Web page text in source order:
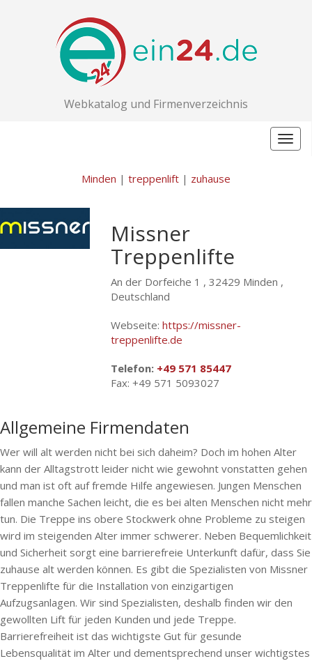
Webkatalog und Firmenverzeichnis
Minden | treppenlift | zuhause
Missner
Treppenlifte
An der Dorfeiche 1 ,32429 Minden ,
Deutschland
Webseite:https://missner-
treppenlifte.de
Telefon: +49 571 85447
Fax: +49 571 5093027
Allgemeine Firmendaten
Wer will alt werden nicht bei sich daheim? Doch im hohen Alter
kann der Alltagstrott leider nicht wie gewohnt vonstatten gehen
und man ist oft auf fremde Hilfe angewiesen. Jungen Menschen
fallen manche Sachen leicht, die es bei alten Menschen nicht mehr
tun. Die Treppe ins obere Stockwerk ohne Probleme zu steigen
wird im steigenden Alter immer schwerer. Neben Bequemlichkeit
und Sicherheit sorgt eine barrierefreie Unterkunft dafür, dass Sie
zuhause alt werden können. Es gibt die Spezialisten von Missner
Treppenlifte für die Installation von einzigartigen
Aufzugsanlagen. Wir sind Spezialisten, deshalb finden wir den
gewollten Lift für jeden Kunden und jede Treppe.
Barrierefreiheit ist das wichtigste Gut für gesunde
Lebensqualität im Alter und dementsprechend unser wichtigstes